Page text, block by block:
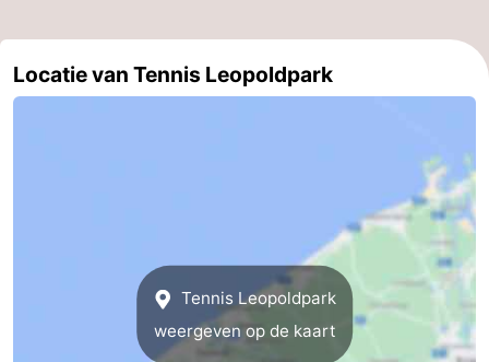
-
Binnenspeeltuinen
Locatie van Tennis Leopoldpark
Tennis Leopoldpark
weergeven op de kaart